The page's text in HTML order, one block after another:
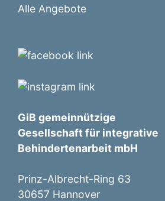
Alle Angebote
GiB gemeinnützige
Gesellschaft für integrative
Behindertenarbeit mbH
Prinz-Albrecht-Ring 63
30657 Hannover